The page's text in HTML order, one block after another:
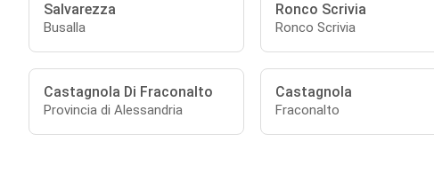
Salvarezza
Busalla
Ronco Scrivia
Ronco Scrivia
Castagnola Di Fraconalto
Provincia di Alessandria
Castagnola
Fraconalto